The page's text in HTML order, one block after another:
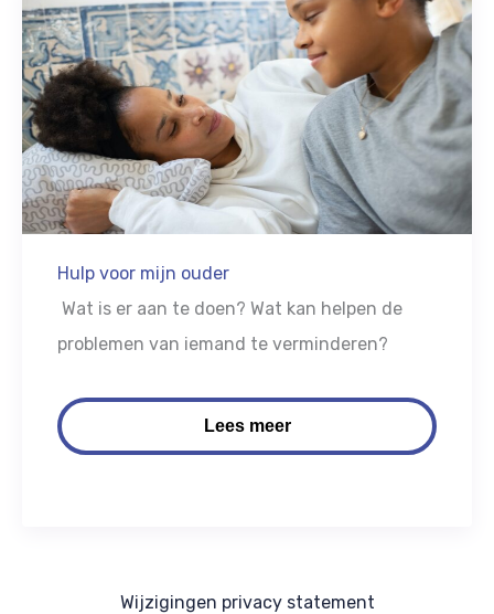
Hulp voor mijn ouder
Wat is er aan te doen? Wat kan helpen de
problemen van iemand te verminderen?
Lees meer
Wijzigingen privacy statement